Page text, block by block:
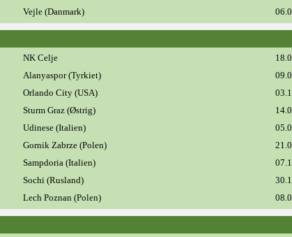
Vejle (Danmark)
NK Celje
Alanyaspor (Tyrkiet)
Orlando City (USA)
Sturm Graz (Østrig)
Udinese (Italien)
Gornik Zabrze (Polen)
Sampdoria (Italien)
Sochi (Rusland)
Lech Poznan (Polen)